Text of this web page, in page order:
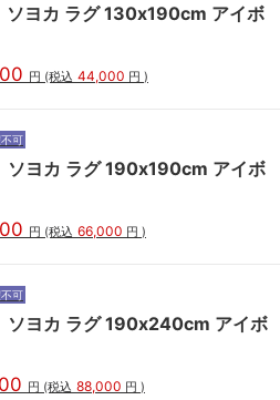
ソヨカ ラグ 130x190cm アイボ
円 (税込 44,000 円 )
可
ソヨカ ラグ 190x190cm アイボ
円 (税込 66,000 円 )
可
ソヨカ ラグ 190x240cm アイボ
円 (税込 88,000 円 )